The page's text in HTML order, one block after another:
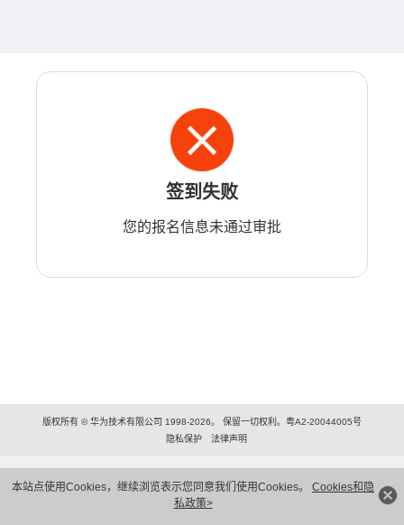
本站点使用Cookies，继续浏览表示您同意我们使用Cookies。 Cookies和隐
私政策>
签到失败
您的报名信息未通过审批
版权所有 © 华为技术有限公司 1998-2026。 保留一切权利。粤A2-20044005号
隐私保护
法律声明